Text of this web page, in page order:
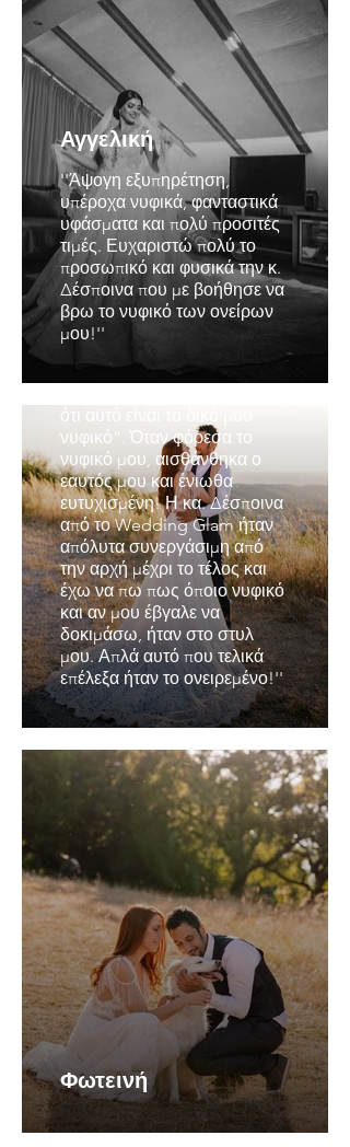
Αγγελική
''Άψογη εξυπηρέτηση,
υπέροχα νυφικά, φανταστικά
υφάσματα και πολύ προσιτές
τιμές. Ευχαριστώ πολύ το
προσωπικό και φυσικά την κ.
Δέσποινα που με βοήθησε να
βρω το νυφικό των ονείρων
μου!''
Φωτεινή
''Ήταν κυριολεκτικά το
τελευταίο νυφικό που είχα
δοκιμάσει ύστερα από την
επίσκεψή μου σε πολλά
μαγαζιά και έχοντας χάσει την
ότι αυτό είναι το δικό μου
νυφικό”. Όταν φόρεσα το
νυφικό μου, αισθάνθηκα ο
εαυτός μου και ένιωθα
ευτυχισμένη! Η κα. Δέσποινα
από το Wedding Glam ήταν
απόλυτα συνεργάσιμη από
την αρχή μέχρι το τέλος και
έχω να πω πως όποιο νυφικό
και αν μου έβγαλε να
δοκιμάσω, ήταν στο στυλ
μου. Απλά αυτό που τελικά
επέλεξα ήταν το ονειρεμένο!''
Φωτεινή